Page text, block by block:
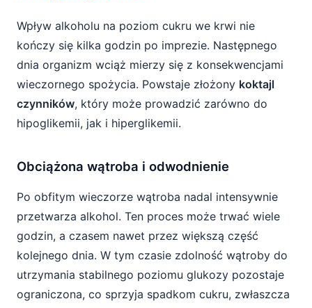
Wpływ alkoholu na poziom cukru we krwi nie
kończy się kilka godzin po imprezie. Następnego
dnia organizm wciąż mierzy się z konsekwencjami
wieczornego spożycia. Powstaje złożony koktajl
czynników, który może prowadzić zarówno do
hipoglikemii, jak i hiperglikemii.
Obciążona wątroba i odwodnienie
Po obfitym wieczorze wątroba nadal intensywnie
przetwarza alkohol. Ten proces może trwać wiele
godzin, a czasem nawet przez większą część
kolejnego dnia. W tym czasie zdolność wątroby do
utrzymania stabilnego poziomu glukozy pozostaje
ograniczona, co sprzyja spadkom cukru, zwłaszcza